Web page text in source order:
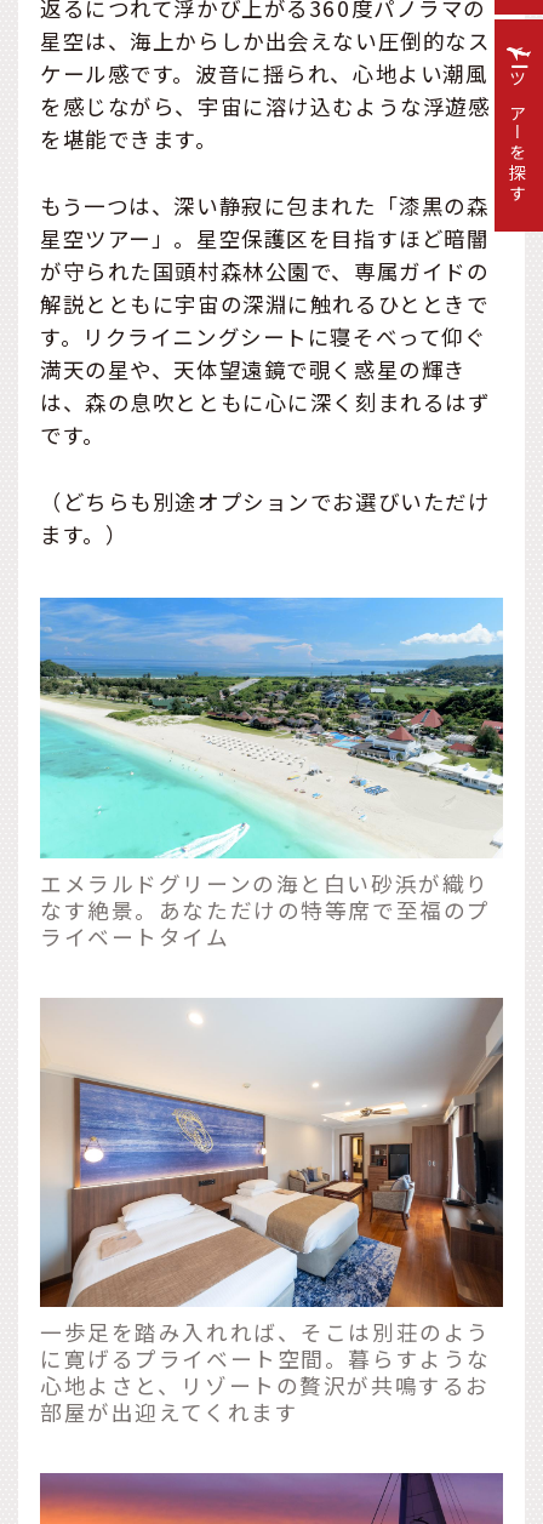
返るにつれて浮かび上がる360度パノラマの
星空は、海上からしか出会えない圧倒的なス
ケール感です。波音に揺られ、心地よい潮風
を感じながら、宇宙に溶け込むような浮遊感
を堪能できます。
もう一つは、深い静寂に包まれた「漆黒の森
星空ツアー」。星空保護区を目指すほど暗闇
が守られた国頭村森林公園で、専属ガイドの
解説とともに宇宙の深淵に触れるひとときで
す。リクライニングシートに寝そべって仰ぐ
満天の星や、天体望遠鏡で覗く惑星の輝き
は、森の息吹とともに心に深く刻まれるはず
です。
（どちらも別途オプションでお選びいただけ
ます。）
エメラルドグリーンの海と白い砂浜が織り
なす絶景。あなただけの特等席で至福のプ
ライベートタイム
一歩足を踏み入れれば、そこは別荘のよう
に寛げるプライベート空間。暮らすような
心地よさと、リゾートの贅沢が共鳴するお
部屋が出迎えてくれます
ツアーを探す